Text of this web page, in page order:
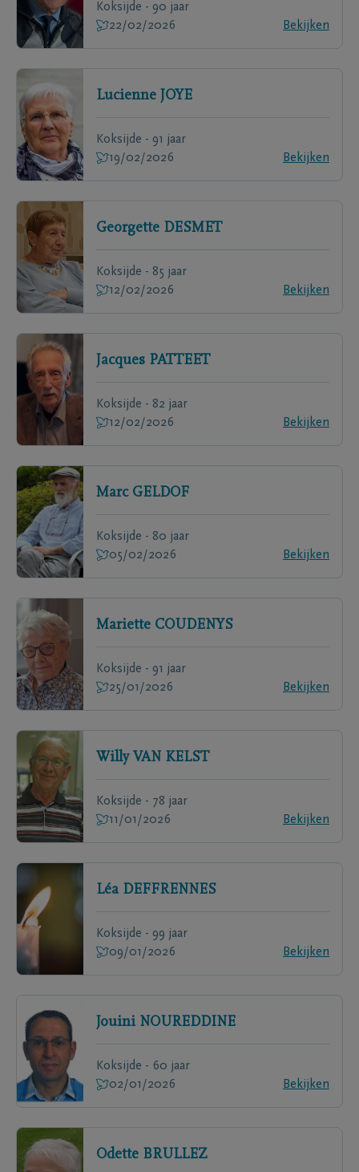
Koksijde - 90 jaar
22/02/2026
Bekijken
Lucienne JOYE
Koksijde - 91 jaar
19/02/2026
Bekijken
Georgette DESMET
Koksijde - 85 jaar
12/02/2026
Bekijken
Jacques PATTEET
Koksijde - 82 jaar
12/02/2026
Bekijken
Marc GELDOF
Koksijde - 80 jaar
05/02/2026
Bekijken
Mariette COUDENYS
Koksijde - 91 jaar
25/01/2026
Bekijken
Willy VAN KELST
Koksijde - 78 jaar
11/01/2026
Bekijken
Léa DEFFRENNES
Koksijde - 99 jaar
09/01/2026
Bekijken
Jouini NOUREDDINE
Koksijde - 60 jaar
02/01/2026
Bekijken
Odette BRULLEZ